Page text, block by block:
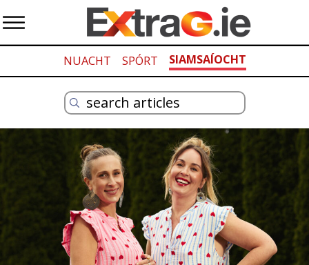
NUACHT SPÓRT SIAMSAÍOCHT